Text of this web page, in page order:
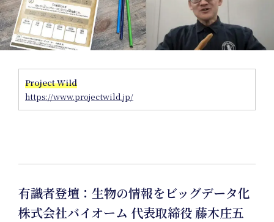
Project Wild
https://www.projectwild.jp/
有識者登壇：生物の情報をビッグデータ化
株式会社バイオーム 代表取締役 藤木庄五